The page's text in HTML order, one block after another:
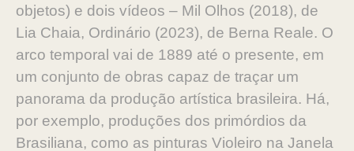
objetos) e dois vídeos – Mil Olhos (2018), de
Lia Chaia, Ordinário (2023), de Berna Reale. O
arco temporal vai de 1889 até o presente, em
um conjunto de obras capaz de traçar um
panorama da produção artística brasileira. Há,
por exemplo, produções dos primórdios da
Brasiliana, como as pinturas Violeiro na Janela